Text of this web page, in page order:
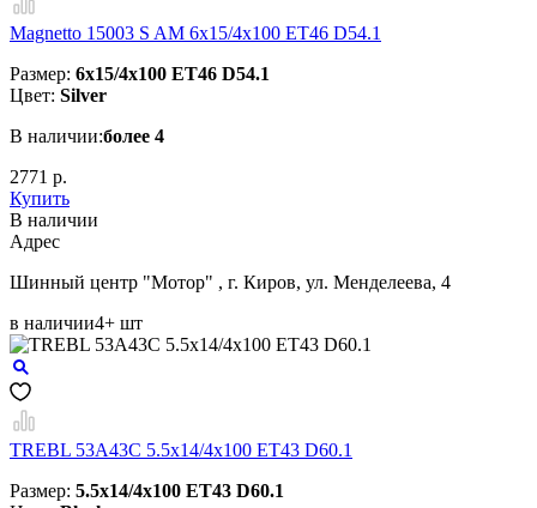
Magnetto 15003 S AM 6x15/4x100 ET46 D54.1
Размер: 6x15/4x100 ET46 D54.1
Цвет: Silver
В наличии:более 4
2771 р.
Купить
В наличии
Aдрес
Шинный центр "Мотор" , г. Киров, ул. Менделеева, 4
в наличии4+ шт
TREBL 53A43C 5.5x14/4x100 ET43 D60.1
Размер: 5.5x14/4x100 ET43 D60.1